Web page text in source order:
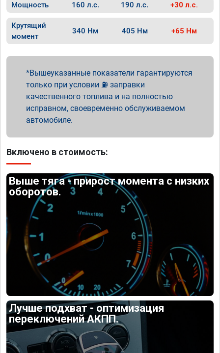
Мощность 160 л.с. 190 л.с. +30 л.с.
Крутящий
момент
340 Нм 405 Нм +65 Нм
Вышеуказанные показатели гарантируются
только при условии ⛽ заправки
качественного топлива и на полностью
исправном, своевременно обслуживаемом
автомобиле.
Включено в стоимость:
Выше тяга - прирост момента с низких
оборотов.
Лучше подхват - оптимизация
переключений АКПП.